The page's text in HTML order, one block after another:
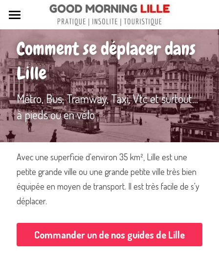
Sortir à Lille
Lille de A à Z
Nos livres sur Lille
Lille insolite et secret
Toutes les rues de Lille
Contactez-nous
Comment se déplacer dans
Lille
Métro, Bus, Tramway, Taxi, Vtc et surtout...
à pieds ou en vélo
Avec une superficie d'environ 35 km², Lille est une
petite grande ville ou une grande petite ville très bien
équipée en moyen de transport. Il est très facile de s'y
déplacer.
Commander un de nos guides de Lille